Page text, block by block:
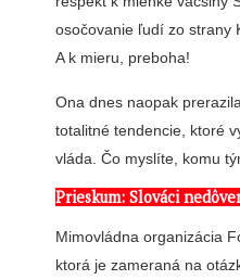
osočovanie ľudí zo strany
A k mieru, preboha!
Ona dnes naopak
totalitné tendencie, ktoré
vláda. Čo myslíte, komu
Prieskum: Slováci
Mimovládna organizácia
ktorá je zameraná na